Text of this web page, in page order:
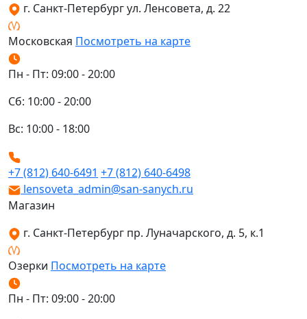
г. Санкт-Петербург ул. Ленсовета, д. 22
Московская Посмотреть на карте
Пн - Пт: 09:00 - 20:00
Сб: 10:00 - 20:00
Вс: 10:00 - 18:00
+7 (812) 640-6491 +7 (812) 640-6498
lensoveta_admin@san-sanych.ru
Магазин
г. Санкт-Петербург пр. Луначарского, д. 5, к.1
Озерки Посмотреть на карте
Пн - Пт: 09:00 - 20:00